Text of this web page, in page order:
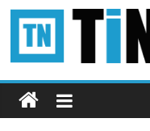
Passer
contenu
Le